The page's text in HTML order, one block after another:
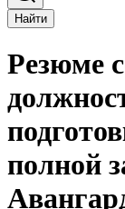
Найти
Резюме
полной